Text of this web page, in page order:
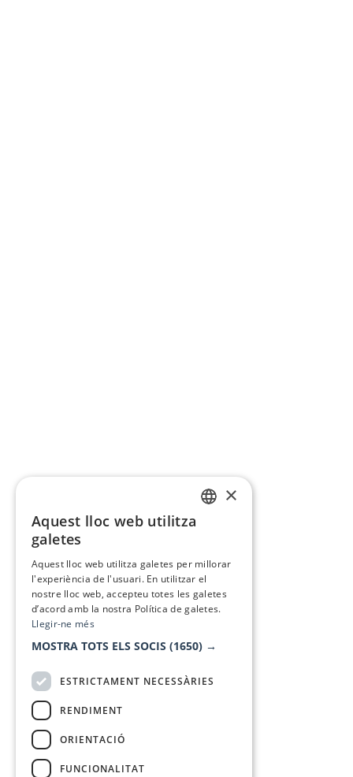
×
Aquest lloc web utilitza
galetes
Aquest lloc web utilitza galetes per millorar
l'experiència de l'usuari. En utilitzar el
nostre lloc web, accepteu totes les galetes
d’acord amb la nostra Política de galetes.
Llegir-ne més
MOSTRA TOTS ELS SOCIS (1650) →
ESTRICTAMENT NECESSÀRIES
RENDIMENT
ORIENTACIÓ
FUNCIONALITAT